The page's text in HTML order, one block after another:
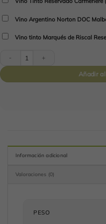
Vino Argentino Norton DOC
Vino tinto Marqués de Riscal
Añadir
Información adicional
Valoraciones (0)
PESO